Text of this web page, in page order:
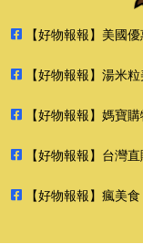
【好物報報】美國
【好物報報】湯米
【好物報報】媽寶
【好物報報】台灣
【好物報報】瘋美食